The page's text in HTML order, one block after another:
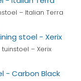
– Italian Terra
– Xerix